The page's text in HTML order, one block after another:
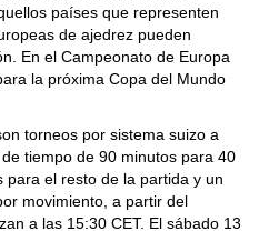
países que representen
de ajedrez pueden
En el Campeonato de Europa
la próxima Copa del Mundo
torneos por sistema suizo a
tiempo de 90 minutos para 40
para el resto de la partida y un
movimiento, a partir del
a las 15:30 CET. El sábado 13